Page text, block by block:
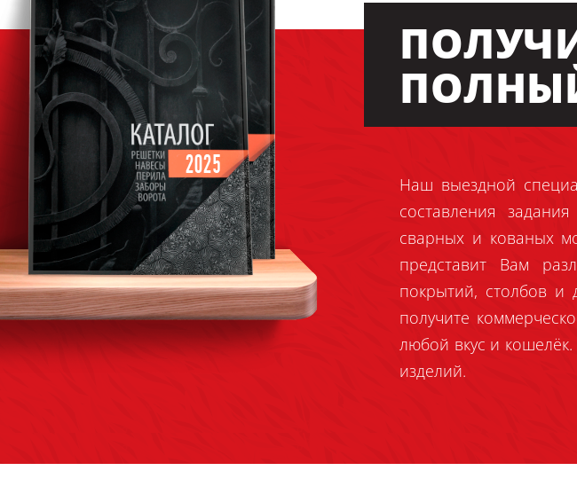
Наш выездной
составления
сварных и кованых
представит Вам
покрытий, столбов и
получите
любой вкус и кошелёк.
изделий.